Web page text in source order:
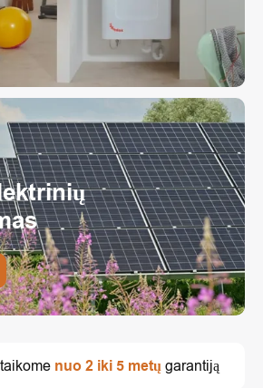
nuo 2 iki 5 metųgarantiją